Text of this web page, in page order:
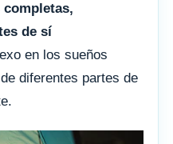
completas,
de sí
en los sueños
diferentes partes de